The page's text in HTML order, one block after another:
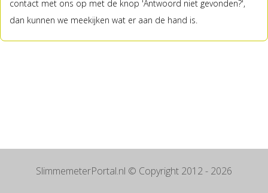
contact met ons op met de knop 'Antwoord niet gevonden?',
dan kunnen we meekijken wat er aan de hand is.
SlimmemeterPortal.nl © Copyright 2012 - 2026